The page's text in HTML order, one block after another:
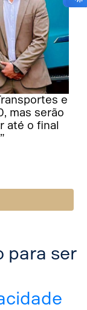
e
mas serão
até o final
para ser